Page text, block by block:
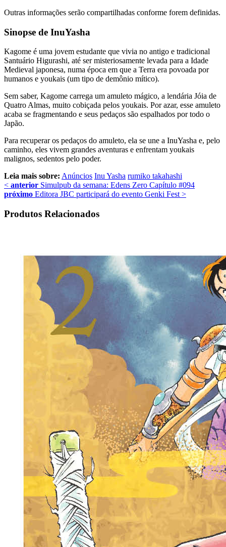
Outras informações serão compartilhadas conforme forem definidas.
Sinopse de InuYasha
Kagome é uma jovem estudante que vivia no antigo e tradicional
Santuário Higurashi, até ser misteriosamente levada para a Idade
Medieval japonesa, numa época em que a Terra era povoada por
humanos e youkais (um tipo de demônio mítico).
Sem saber, Kagome carrega um amuleto mágico, a lendária Jóia de
Quatro Almas, muito cobiçada pelos youkais. Por azar, esse amuleto
acaba se fragmentando e seus pedaços são espalhados por todo o
Japão.
Para recuperar os pedaços do amuleto, ela se une a InuYasha e, pelo
caminho, eles vivem grandes aventuras e enfrentam youkais
malignos, sedentos pelo poder.
Leia mais sobre: Anúncios Inu Yasha rumiko takahashi
< anterior Simulpub da semana: Edens Zero Capítulo #094
próximo Editora JBC participará do evento Genki Fest >
Produtos Relacionados